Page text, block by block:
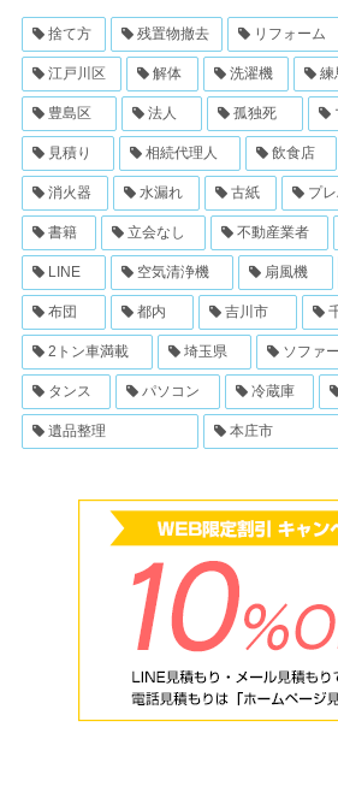
捨て方 残置物撤去 リフォーム
江戸川区 解体 洗濯機 練
豊島区 法人 孤独死
見積り 相続代理人 飲食店
消火器 水漏れ 古紙 プ
書籍 立会なし 不動産業者
LINE 空気清浄機 扇風機
布団 都内 吉川市
2トン車満載 埼玉県 ソファー
タンス パソコン 冷蔵庫
遺品整理 本庄市